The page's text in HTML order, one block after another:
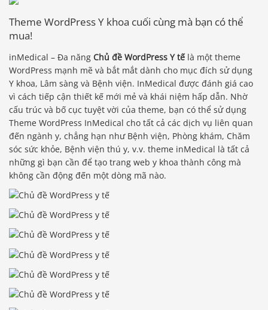
Theme WordPress Y khoa cuối cùng mà bạn có thể
mua!
inMedical – Đa năng Chủ đề WordPress Y tế là một theme
WordPress mạnh mẽ và bắt mắt dành cho mục đích sử dụng
Y khoa, Lâm sàng và Bệnh viện. InMedical được đánh giá cao
vì cách tiếp cận thiết kế mới mẻ và khái niệm hấp dẫn. Nhờ
cấu trúc và bố cục tuyệt vời của theme, bạn có thể sử dụng
Theme WordPress InMedical cho tất cả các dịch vụ liên quan
đến ngành y, chẳng hạn như Bệnh viện, Phòng khám, Chăm
sóc sức khỏe, Bệnh viện thú y, v.v. theme inMedical là tất cả
những gì bạn cần để tạo trang web y khoa thành công mà
không cần động đến một dòng mã nào.